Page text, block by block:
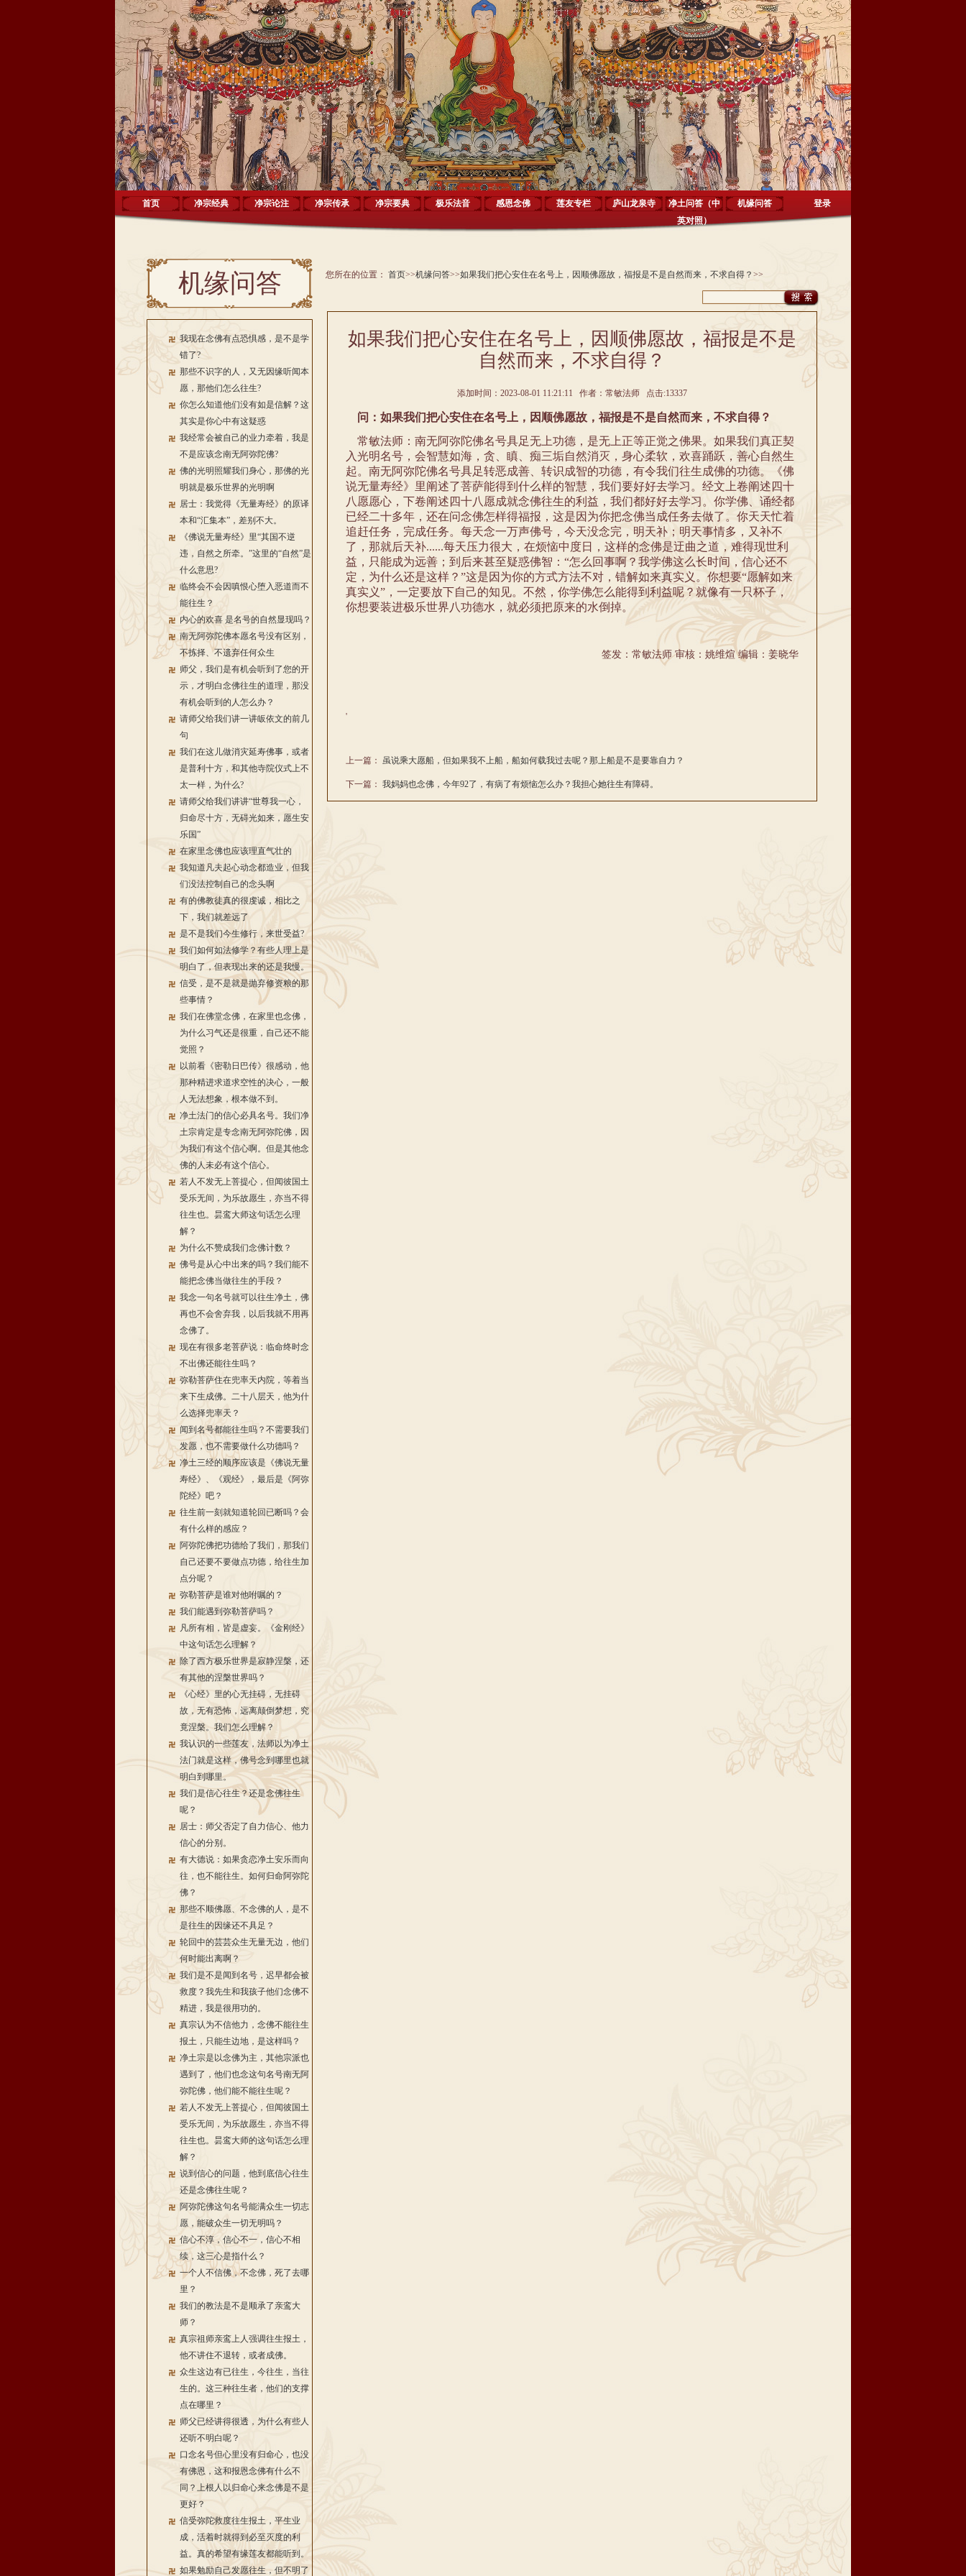
首页 净宗经典 净宗论注 净宗传承 净宗要典 极乐法音 感恩念佛 莲友专栏 庐山龙泉寺
净土问答（中
英对照）
机缘问答 登录
机缘问答
我现在念佛有点恐惧感，是不是学
错了?
那些不识字的人，又无因缘听闻本
愿，那他们怎么往生?
你怎么知道他们没有如是信解？这
其实是你心中有这疑惑
我经常会被自己的业力牵着，我是
不是应该念南无阿弥陀佛?
佛的光明照耀我们身心，那佛的光
明就是极乐世界的光明啊
居士：我觉得《无量寿经》的原译
本和“汇集本”，差别不大。
《佛说无量寿经》里“其国不逆
违，自然之所牵。”这里的“自然”是
什么意思?
临终会不会因嗔恨心堕入恶道而不
能往生？
内心的欢喜 是名号的自然显现吗？
南无阿弥陀佛本愿名号没有区别，
不拣择、不遗弃任何众生
师父，我们是有机会听到了您的开
示，才明白念佛往生的道理，那没
有机会听到的人怎么办？
请师父给我们讲一讲皈依文的前几
句
我们在这儿做消灾延寿佛事，或者
是普利十方，和其他寺院仪式上不
太一样，为什么?
请师父给我们讲讲“世尊我一心，
归命尽十方，无碍光如来，愿生安
乐国”
在家里念佛也应该理直气壮的
我知道凡夫起心动念都造业，但我
们没法控制自己的念头啊
有的佛教徒真的很虔诚，相比之
下，我们就差远了
是不是我们今生修行，来世受益?
我们如何如法修学？有些人理上是
明白了，但表现出来的还是我慢。
信受，是不是就是抛弃修资粮的那
些事情？
我们在佛堂念佛，在家里也念佛，
为什么习气还是很重，自己还不能
觉照？
以前看《密勒日巴传》很感动，他
那种精进求道求空性的决心，一般
人无法想象，根本做不到。
净土法门的信心必具名号。我们净
土宗肯定是专念南无阿弥陀佛，因
为我们有这个信心啊。但是其他念
佛的人未必有这个信心。
若人不发无上菩提心，但闻彼国土
受乐无间，为乐故愿生，亦当不得
往生也。昙鸾大师这句话怎么理
解？
为什么不赞成我们念佛计数？
佛号是从心中出来的吗？我们能不
能把念佛当做往生的手段？
我念一句名号就可以往生净土，佛
再也不会舍弃我，以后我就不用再
念佛了。
现在有很多老菩萨说：临命终时念
不出佛还能往生吗？
弥勒菩萨住在兜率天内院，等着当
来下生成佛。二十八层天，他为什
么选择兜率天？
闻到名号都能往生吗？不需要我们
发愿，也不需要做什么功德吗？
净土三经的顺序应该是《佛说无量
寿经》、《观经》，最后是《阿弥
陀经》吧？
往生前一刻就知道轮回已断吗？会
有什么样的感应？
阿弥陀佛把功德给了我们，那我们
自己还要不要做点功德，给往生加
点分呢？
弥勒菩萨是谁对他咐嘱的？
我们能遇到弥勒菩萨吗？
凡所有相，皆是虚妄。《金刚经》
中这句话怎么理解？
除了西方极乐世界是寂静涅槃，还
有其他的涅槃世界吗？
《心经》里的心无挂碍，无挂碍
故，无有恐怖，远离颠倒梦想，究
竟涅槃。我们怎么理解？
我认识的一些莲友，法师以为净土
法门就是这样，佛号念到哪里也就
明白到哪里。
我们是信心往生？还是念佛往生
呢？
居士：师父否定了自力信心、他力
信心的分别。
有大德说：如果贪恋净土安乐而向
往，也不能往生。如何归命阿弥陀
佛？
那些不顺佛愿、不念佛的人，是不
是往生的因缘还不具足？
轮回中的芸芸众生无量无边，他们
何时能出离啊？
我们是不是闻到名号，迟早都会被
救度？我先生和我孩子他们念佛不
精进，我是很用功的。
真宗认为不信他力，念佛不能往生
报土，只能生边地，是这样吗？
净土宗是以念佛为主，其他宗派也
遇到了，他们也念这句名号南无阿
弥陀佛，他们能不能往生呢？
若人不发无上菩提心，但闻彼国土
受乐无间，为乐故愿生，亦当不得
往生也。昙鸾大师的这句话怎么理
解？
说到信心的问题，他到底信心往生
还是念佛往生呢？
阿弥陀佛这句名号能满众生一切志
愿，能破众生一切无明吗？
信心不淳，信心不一，信心不相
续，这三心是指什么？
一个人不信佛，不念佛，死了去哪
里？
我们的教法是不是顺承了亲鸾大
师？
真宗祖师亲鸾上人强调往生报土，
他不讲住不退转，或者成佛。
众生这边有已往生，今往生，当往
生的。这三种往生者，他们的支撑
点在哪里？
师父已经讲得很透，为什么有些人
还听不明白呢？
口念名号但心里没有归命心，也没
有佛恩，这和报恩念佛有什么不
同？上根人以归命心来念佛是不是
更好？
信受弥陀救度往生报土，平生业
成，活着时就得到必至灭度的利
益。真的希望有缘莲友都能听到。
如果勉励自己发愿往生，但不明了
您所在的位置： 首页>>机缘问答>>如果我们把心安住在名号上，因顺佛愿故，福报是不是自然而来，不求自得？ >>
如果我们把心安住在名号上，因顺佛愿故，福报是不是
自然而来，不求自得？
添加时间：2023-08-01 11:21:11 作者：常敏法师 点击:13337
问：如果我们把心安住在名号上，因顺佛愿故，福报是不是自然而来，不求自得？
常敏法师：南无阿弥陀佛名号具足无上功德，是无上正等正觉之佛果。如果我们真正契
入光明名号，会智慧如海，贪、瞋、痴三垢自然消灭，身心柔软，欢喜踊跃，善心自然生
起。南无阿弥陀佛名号具足转恶成善、转识成智的功德，有令我们往生成佛的功德。《佛
说无量寿经》里阐述了菩萨能得到什么样的智慧，我们要好好去学习。经文上卷阐述四十
八愿愿心，下卷阐述四十八愿成就念佛往生的利益，我们都好好去学习。你学佛、诵经都
已经二十多年，还在问念佛怎样得福报，这是因为你把念佛当成任务去做了。你天天忙着
追赶任务，完成任务。每天念一万声佛号，今天没念完，明天补；明天事情多，又补不
了，那就后天补......每天压力很大，在烦恼中度日，这样的念佛是迂曲之道，难得现世利
益，只能成为远善；到后来甚至疑惑佛智：“怎么回事啊？我学佛这么长时间，信心还不
定，为什么还是这样？”这是因为你的方式方法不对，错解如来真实义。你想要“愿解如来
真实义”，一定要放下自己的知见。不然，你学佛怎么能得到利益呢？就像有一只杯子，
你想要装进极乐世界八功德水，就必须把原来的水倒掉。
签发：常敏法师 审核：姚维煊 编辑：姜晓华
'
上一篇： 虽说乘大愿船，但如果我不上船，船如何载我过去呢？那上船是不是要靠自力？
下一篇： 我妈妈也念佛，今年92了，有病了有烦恼怎么办？我担心她往生有障碍。